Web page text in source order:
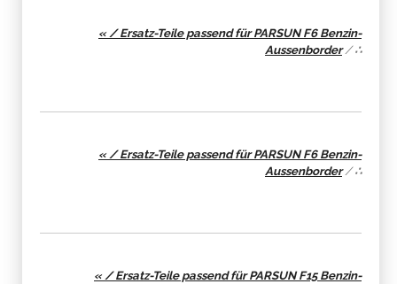
« / Ersatz-Teile passend für PARSUN F6 Benzin-
Aussenborder/∴
« / Ersatz-Teile passend für PARSUN F6 Benzin-
Aussenborder/∴
« / Ersatz-Teile passend für PARSUN F15 Benzin-